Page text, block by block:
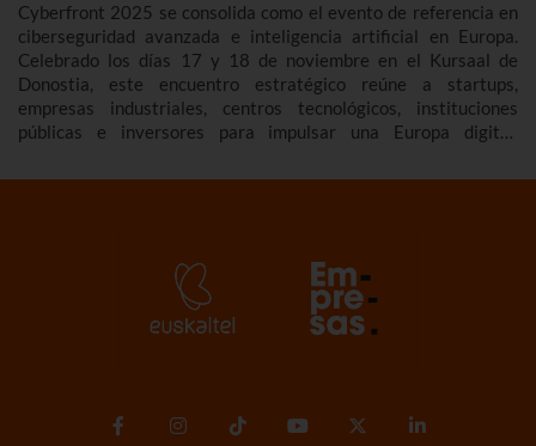
Cyberfront 2025 se consolida como el evento de referencia en
ciberseguridad avanzada e inteligencia artificial en Europa.
Celebrado los días 17 y 18 de noviembre en el Kursaal de
Donostia, este encuentro estratégico reúne a startups,
empresas industriales, centros tecnológicos, instituciones
públicas e inversores para impulsar una Europa digital,
edición.